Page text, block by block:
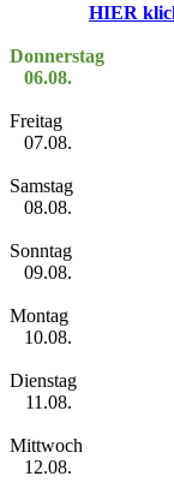
HIER
Donnerstag
06.08.
Freitag
07.08.
Samstag
08.08.
Sonntag
09.08.
Montag
10.08.
Dienstag
11.08.
Mittwoch
12.08.